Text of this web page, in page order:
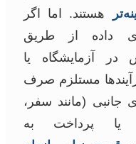
هستند. اما اگر
داده از طریق
در آزمایشگاه یا
مستلزم صرف
جانبی (مانند سفر،
یا پرداخت به